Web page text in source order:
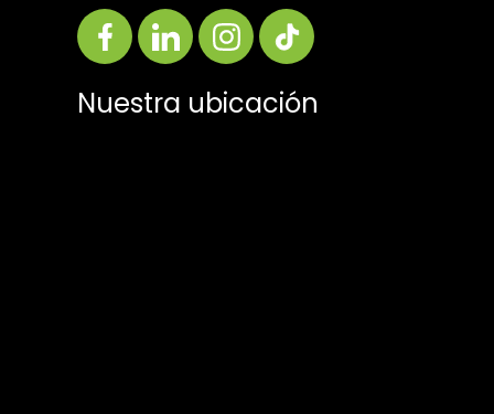
Nuestra ubicación